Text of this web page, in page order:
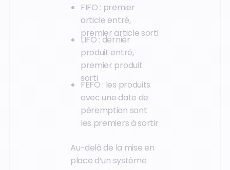
FIFO : premier
article entré,
premier article sorti
LIFO : dernier
produit entré,
premier produit
sorti
FEFO : les produits
avec une date de
péremption sont
les premiers à sortir
Au-delà de la mise en
place d’un système